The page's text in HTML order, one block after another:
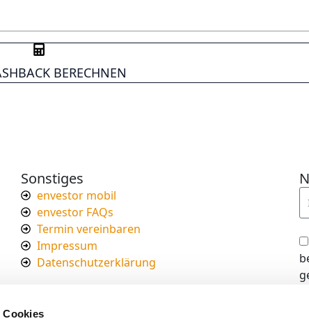
Cookies
BERECHNEN
Sonstiges
envestor mobil
envestor FAQs
Termin vereinbaren
Impressum
Datenschutzerklärung